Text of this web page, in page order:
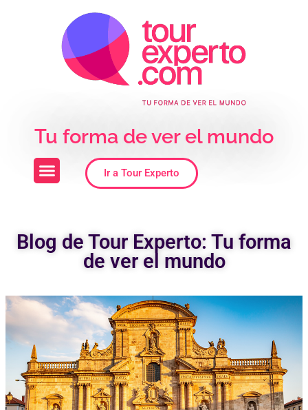
Tu forma de ver el mundo
Ir a Tour Experto
Blog de Tour Experto: Tu forma
de ver el mundo